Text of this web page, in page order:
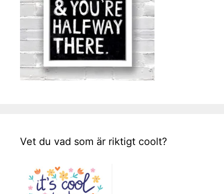
Vet du vad som är riktigt coolt?